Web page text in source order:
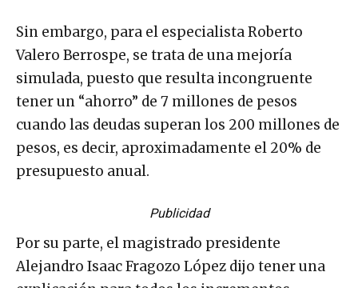
Sin embargo, para el especialista Roberto
Valero Berrospe, se trata de una mejoría
simulada, puesto que resulta incongruente
tener un “ahorro” de 7 millones de pesos
cuando las deudas superan los 200 millones de
pesos, es decir, aproximadamente el 20% de
presupuesto anual.
Publicidad
Por su parte, el magistrado presidente
Alejandro Isaac Fragozo López dijo tener una